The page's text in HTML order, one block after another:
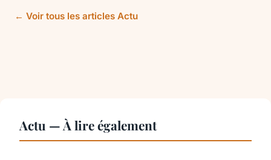
← Voir tous les articles Actu
Actu — À lire également